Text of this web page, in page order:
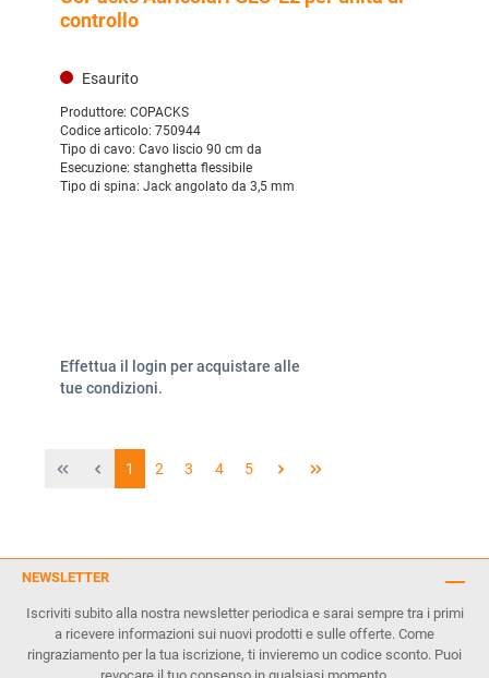
controllo
Esaurito
Produttore: COPACKS
Codice articolo: 750944
Tipo di cavo: Cavo liscio 90 cm da
Esecuzione: stanghetta flessibile
Tipo di spina: Jack angolato da 3,5 mm
Effettua il login per acquistare alle
tue condizioni.
1 2 3 4 5
NEWSLETTER
Iscriviti subito alla nostra newsletter periodica e sarai sempre tra i primi
a ricevere informazioni sui nuovi prodotti e sulle offerte. Come
ringraziamento per la tua iscrizione, ti invieremo un codice sconto. Puoi